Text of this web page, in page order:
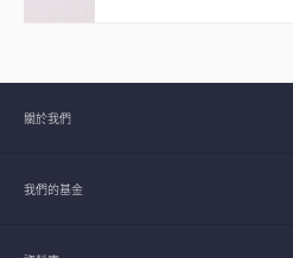
關於我們
我們的基金